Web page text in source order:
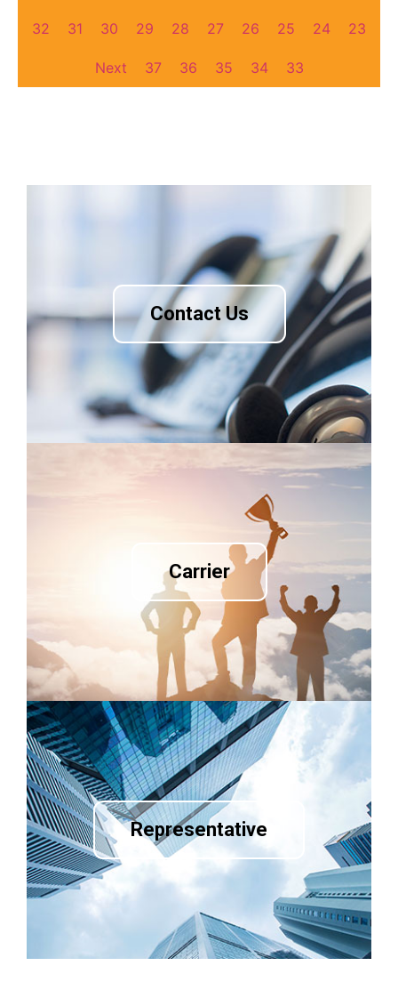
23
24
25
26
27
28
29
30
31
32
33
34
35
36
37
Next
Contact Us
Carrier
Representative